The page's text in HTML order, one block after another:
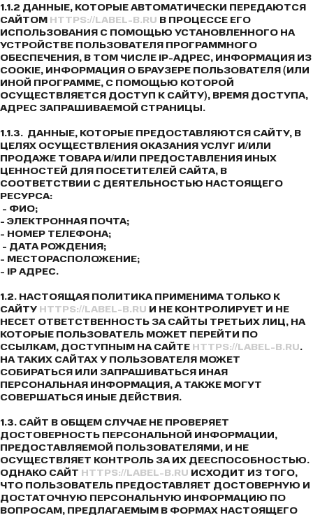
1.1.2 ДАННЫЕ, КОТОРЫЕ АВТОМАТИЧЕСКИ ПЕРЕДАЮТСЯ
САЙТОМ HTTPS://LABEL-B.RU В ПРОЦЕССЕ ЕГО
ИСПОЛЬЗОВАНИЯ С ПОМОЩЬЮ УСТАНОВЛЕННОГО НА
УСТРОЙСТВЕ ПОЛЬЗОВАТЕЛЯ ПРОГРАММНОГО
ОБЕСПЕЧЕНИЯ, В ТОМ ЧИСЛЕ IP-АДРЕС, ИНФОРМАЦИЯ ИЗ
COOKIE, ИНФОРМАЦИЯ О БРАУЗЕРЕ ПОЛЬЗОВАТЕЛЯ (ИЛИ
ИНОЙ ПРОГРАММЕ, С ПОМОЩЬЮ КОТОРОЙ
ОСУЩЕСТВЛЯЕТСЯ ДОСТУП К САЙТУ), ВРЕМЯ ДОСТУПА,
АДРЕС ЗАПРАШИВАЕМОЙ СТРАНИЦЫ.
1.1.3. ДАННЫЕ, КОТОРЫЕ ПРЕДОСТАВЛЯЮТСЯ САЙТУ, В
ЦЕЛЯХ ОСУЩЕСТВЛЕНИЯ ОКАЗАНИЯ УСЛУГ И/ИЛИ
ПРОДАЖЕ ТОВАРА И/ИЛИ ПРЕДОСТАВЛЕНИЯ ИНЫХ
ЦЕННОСТЕЙ ДЛЯ ПОСЕТИТЕЛЕЙ САЙТА, В
СООТВЕТСТВИИ С ДЕЯТЕЛЬНОСТЬЮ НАСТОЯЩЕГО
РЕСУРСА:
- ФИО;
- ЭЛЕКТРОННАЯ ПОЧТА;
- НОМЕР ТЕЛЕФОНА;
- ДАТА РОЖДЕНИЯ;
- МЕСТОРАСПОЛОЖЕНИЕ;
- IP АДРЕС.
1.2. НАСТОЯЩАЯ ПОЛИТИКА ПРИМЕНИМА ТОЛЬКО К
САЙТУ HTTPS://LABEL-B.RU И НЕ КОНТРОЛИРУЕТ И НЕ
НЕСЕТ ОТВЕТСТВЕННОСТЬ ЗА САЙТЫ ТРЕТЬИХ ЛИЦ, НА
КОТОРЫЕ ПОЛЬЗОВАТЕЛЬ МОЖЕТ ПЕРЕЙТИ ПО
ССЫЛКАМ, ДОСТУПНЫМ НА САЙТЕ HTTPS://LABEL-B.RU.
НА ТАКИХ САЙТАХ У ПОЛЬЗОВАТЕЛЯ МОЖЕТ
СОБИРАТЬСЯ ИЛИ ЗАПРАШИВАТЬСЯ ИНАЯ
ПЕРСОНАЛЬНАЯ ИНФОРМАЦИЯ, А ТАКЖЕ МОГУТ
СОВЕРШАТЬСЯ ИНЫЕ ДЕЙСТВИЯ.
1.3. САЙТ В ОБЩЕМ СЛУЧАЕ НЕ ПРОВЕРЯЕТ
ДОСТОВЕРНОСТЬ ПЕРСОНАЛЬНОЙ ИНФОРМАЦИИ,
ПРЕДОСТАВЛЯЕМОЙ ПОЛЬЗОВАТЕЛЯМИ, И НЕ
ОСУЩЕСТВЛЯЕТ КОНТРОЛЬ ЗА ИХ ДЕЕСПОСОБНОСТЬЮ.
ОДНАКО САЙТ HTTPS://LABEL-B.RU ИСХОДИТ ИЗ ТОГО,
ЧТО ПОЛЬЗОВАТЕЛЬ ПРЕДОСТАВЛЯЕТ ДОСТОВЕРНУЮ И
ДОСТАТОЧНУЮ ПЕРСОНАЛЬНУЮ ИНФОРМАЦИЮ ПО
ВОПРОСАМ, ПРЕДЛАГАЕМЫМ В ФОРМАХ НАСТОЯЩЕГО